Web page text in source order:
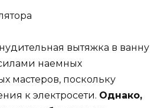
вытяжка в ванну
наемных
мастеров, поскольку
к электросети. Однако,